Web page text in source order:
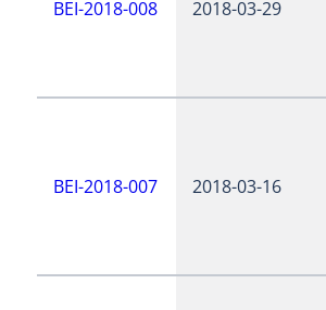
BEI-2018-008 2018-03-29
BEI-2018-007 2018-03-16